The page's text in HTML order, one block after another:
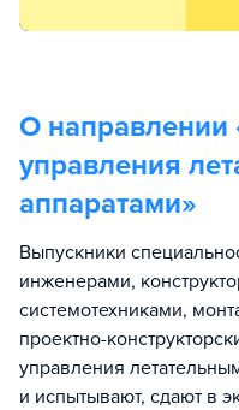
О направлении
управления
аппаратами»
Выпускники
инженерами,
системотехниками,
проектно-
управления
и испытывают, сдают в